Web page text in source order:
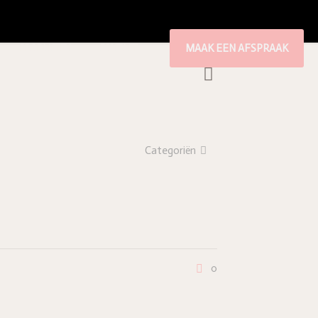
MAAK EEN AFSPRAAK
Categoriën
0